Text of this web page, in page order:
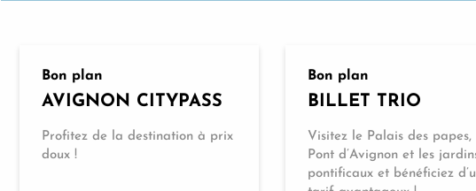
Bon plan
AVIGNON CITYPASS
Profitez de la destination à prix
doux !
Bon plan
BILLET TRIO
Visitez le Palais des papes,
Pont d’Avignon et les
pontificaux et bénéficiez